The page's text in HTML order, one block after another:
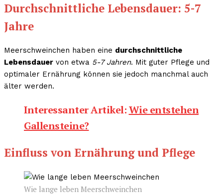
Durchschnittliche Lebensdauer: 5-7
Jahre
Meerschweinchen haben eine durchschnittliche
Lebensdauer von etwa 5-7 Jahren. Mit guter Pflege und
optimaler Ernährung können sie jedoch manchmal auch
älter werden.
Interessanter Artikel:Wie entstehen
Gallensteine?
Einfluss von Ernährung und Pflege
Wie lange leben Meerschweinchen